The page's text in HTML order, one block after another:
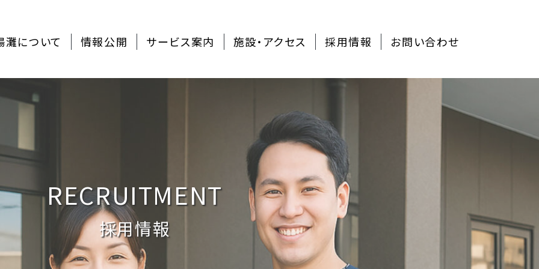
灘について 情報公開 サービス案内 施設・アクセス 採用情報 お問い合わせ
RECRUITMENT
採用情報